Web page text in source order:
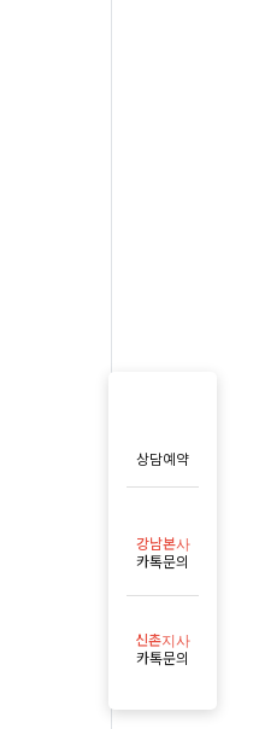
상담예약
강남본사
카톡문의
신촌지사
카톡문의